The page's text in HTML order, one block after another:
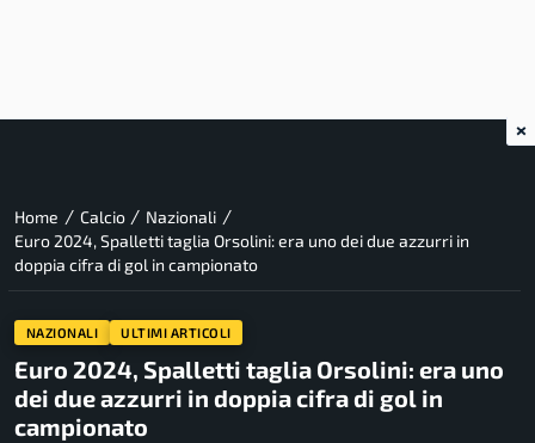
Home / Calcio / Nazionali /
Euro 2024, Spalletti taglia Orsolini: era uno dei due azzurri in
doppia cifra di gol in campionato
NAZIONALI ULTIMI ARTICOLI
Euro 2024, Spalletti taglia Orsolini: era uno
dei due azzurri in doppia cifra di gol in
campionato
×